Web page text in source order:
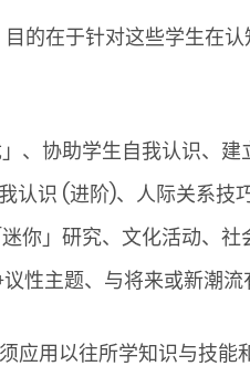
的在于针对这些学生在
协助学生自我认识、建
识 (进阶)、人际关系技巧
」研究、文化活动、社
主题、与将来或新潮
用以往所学知识与技能